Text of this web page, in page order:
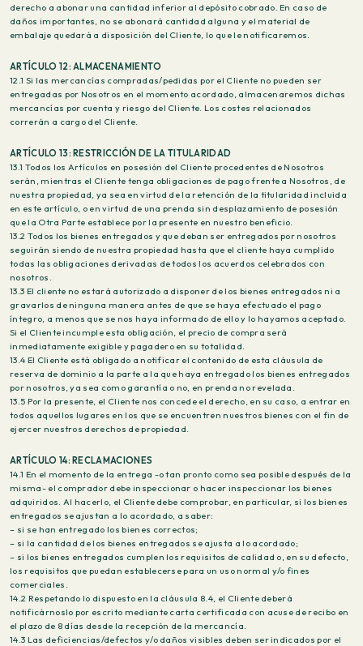
derecho a abonar una cantidad inferior al depósito cobrado. En caso de
daños importantes, no se abonará cantidad alguna y el material de
embalaje quedará a disposición del Cliente, lo que le notificaremos.
ARTÍCULO 12: ALMACENAMIENTO
12.1 Si las mercancías compradas/pedidas por el Cliente no pueden ser
entregadas por Nosotros en el momento acordado, almacenaremos dichas
mercancías por cuenta y riesgo del Cliente. Los costes relacionados
correrán a cargo del Cliente.
ARTÍCULO 13: RESTRICCIÓN DE LA TITULARIDAD
13.1 Todos los Artículos en posesión del Cliente procedentes de Nosotros
serán, mientras el Cliente tenga obligaciones de pago frente a Nosotros, de
nuestra propiedad, ya sea en virtud de la retención de la titularidad incluida
en este artículo, o en virtud de una prenda sin desplazamiento de posesión
que la Otra Parte establece por la presente en nuestro beneficio.
13.2 Todos los bienes entregados y que deban ser entregados por nosotros
seguirán siendo de nuestra propiedad hasta que el cliente haya cumplido
todas las obligaciones derivadas de todos los acuerdos celebrados con
nosotros.
13.3 El cliente no estará autorizado a disponer de los bienes entregados ni a
gravarlos de ninguna manera antes de que se haya efectuado el pago
íntegro, a menos que se nos haya informado de ello y lo hayamos aceptado.
Si el Cliente incumple esta obligación, el precio de compra será
inmediatamente exigible y pagadero en su totalidad.
13.4 El Cliente está obligado a notificar el contenido de esta cláusula de
reserva de dominio a la parte a la que haya entregado los bienes entregados
por nosotros, ya sea como garantía o no, en prenda no revelada.
13.5 Por la presente, el Cliente nos concede el derecho, en su caso, a entrar en
todos aquellos lugares en los que se encuentren nuestros bienes con el fin de
ejercer nuestros derechos de propiedad.
ARTÍCULO 14: RECLAMACIONES
14.1 En el momento de la entrega -o tan pronto como sea posible después de la
misma- el comprador debe inspeccionar o hacer inspeccionar los bienes
adquiridos. Al hacerlo, el Cliente debe comprobar, en particular, si los bienes
entregados se ajustan a lo acordado, a saber:
– si se han entregado los bienes correctos;
– si la cantidad de los bienes entregados se ajusta a lo acordado;
– si los bienes entregados cumplen los requisitos de calidad o, en su defecto,
los requisitos que puedan establecerse para un uso normal y/o fines
comerciales.
14.2 Respetando lo dispuesto en la cláusula 8.4, el Cliente deberá
notificárnoslo por escrito mediante carta certificada con acuse de recibo en
el plazo de 8 días desde la recepción de la mercancía.
14.3 Las deficiencias/defectos y/o daños visibles deben ser indicados por el